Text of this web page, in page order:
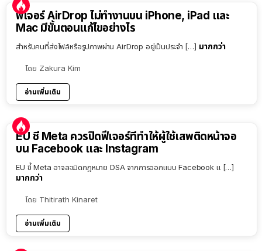
ฟีเจอร์ AirDrop ไม่ทำงานบน iPhone, iPad และ
Mac มีขั้นตอนแก้ไขอย่างไร
สำหรับคนที่ส่งไฟล์หรือรูปภาพผ่าน AirDrop อยู่เป็นประจำ […] มากกว่า
โดย Zakura Kim
อ่านเพิ่มเติม
EU ชี้ Meta ควรปิดฟีเจอร์ที่ทำให้ผู้ใช้เสพติดหน้าจอ
บน Facebook และ Instagram
EU ชี้ Meta อาจละเมิดกฎหมาย DSA จากการออกแบบ Facebook แ […]
มากกว่า
โดย Thitirath Kinaret
อ่านเพิ่มเติม